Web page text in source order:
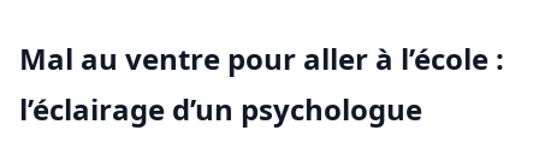
Mal au ventre pour aller à l’école :
l’éclairage d’un psychologue